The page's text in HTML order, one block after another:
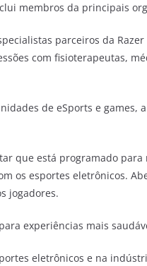
membros da principais
parceiros da
com fisioterapeutas,
de eSports e games,
que está programado
os esportes eletrônicos.
jogadores.
experiências mais
eletrônicos e na